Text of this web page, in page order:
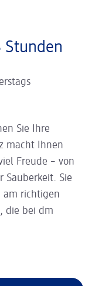
Stunden
Sie Ihre
macht Ihnen
Freude – von
Sauberkeit. Sie
am richtigen
die bei dm